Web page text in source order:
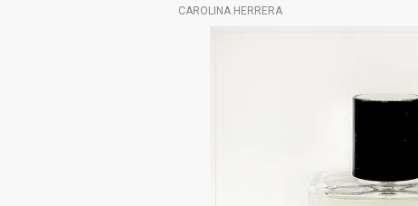
CAROLINA HERRERA